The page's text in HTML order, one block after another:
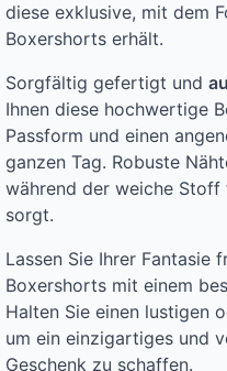
diese exklusive, mit dem
Boxershorts erhält.
Sorgfältig gefertigt und
Ihnen diese hochwertige
Passform und einen
ganzen Tag. Robuste
während der weiche Stoff
sorgt.
Lassen Sie Ihrer Fantasie
Boxershorts mit einem
Halten Sie einen lustigen
um ein einzigartiges und
Geschenk zu schaffen.